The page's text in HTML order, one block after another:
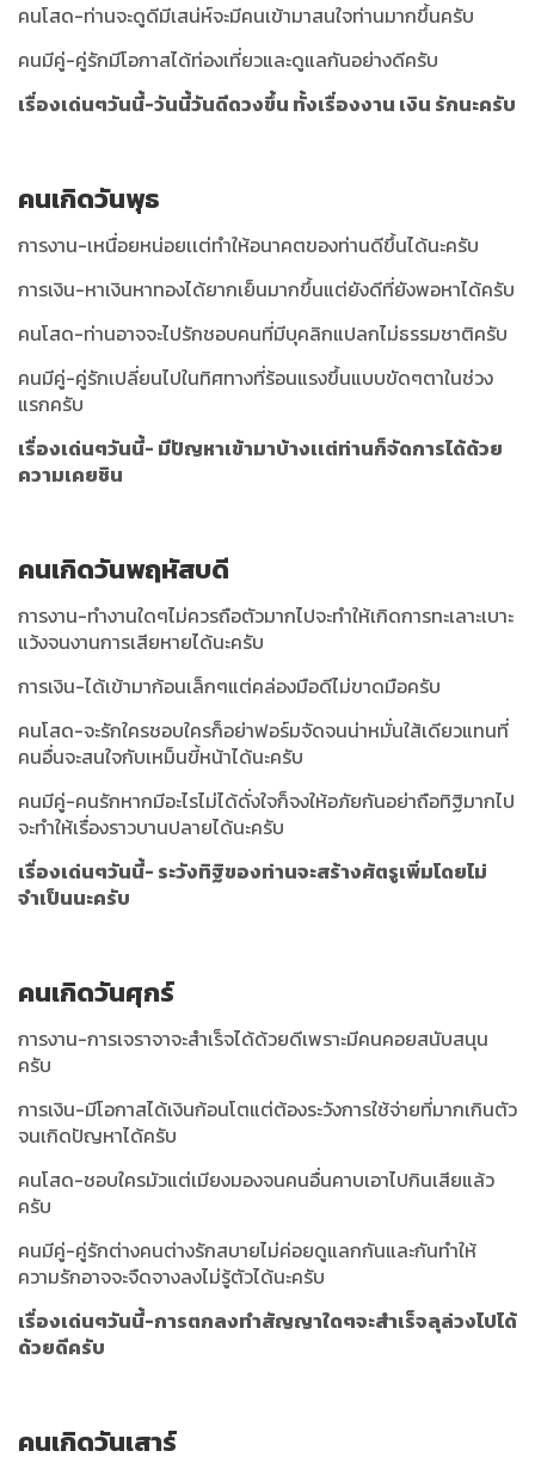
คนโสด-ท่านจะดูดีมีเสน่ห์จะมีคนเข้ามาสนใจท่านมากขึ้นครับ
คนมีคู่-คู่รักมีโอกาสได้ท่องเที่ยวและดูแลกันอย่างดีครับ
เรื่องเด่นๆวันนี้-วันนี้วันดีดวงขึ้น ทั้งเรื่องงาน เงิน รักนะครับ
คนเกิดวันพุธ
การงาน-เหนื่อยหน่อยเเต่ทำให้อนาคตของท่านดีขึ้นได้นะครับ
การเงิน-หาเงินหาทองได้ยากเย็นมากขึ้นแต่ยังดีที่ยังพอหาได้ครับ
คนโสด-ท่านอาจจะไปรักชอบคนที่มีบุคลิกแปลกไม่ธรรมชาติครับ
คนมีคู่-คู่รักเปลี่ยนไปในทิศทางที่ร้อนแรงขึ้นแบบขัดๆตาในช่วง
แรกครับ
เรื่องเด่นๆวันนี้- มีปัญหาเข้ามาบ้างเเต่ท่านก็จัดการได้ด้วย
ความเคยชิน
คนเกิดวันพฤหัสบดี
การงาน-ทำงานใดๆไม่ควรถือตัวมากไปจะทำให้เกิดการทะเลาะเบาะ
แว้งจนงานการเสียหายได้นะครับ
การเงิน-ได้เข้ามาก้อนเล็กๆแต่คล่องมือดีไม่ขาดมือครับ
คนโสด-จะรักใครชอบใครก็อย่าฟอร์มจัดจนน่าหมั่นใส้เดียวแทนที่
คนอื่นจะสนใจกับเหม็นขี้หน้าได้นะครับ
คนมีคู่-คนรักหากมีอะไรไม่ได้ดั่งใจก็จงให้อภัยกันอย่าถือทิฐิมากไป
จะทำให้เรื่องราวบานปลายได้นะครับ
เรื่องเด่นๆวันนี้- ระวังทิฐิของท่านจะสร้างศัตรูเพิ่มโดยไม่
จำเป็นนะครับ
คนเกิดวันศุกร์
การงาน-การเจราจาจะสำเร็จได้ด้วยดีเพราะมีคนคอยสนับสนุน
ครับ
การเงิน-มีโอกาสได้เงินก้อนโตแต่ต้องระวังการใช้จ่ายที่มากเกินตัว
จนเกิดปัญหาได้ครับ
คนโสด-ชอบใครมัวแต่เมียงมองจนคนอื่นคาบเอาไปกินเสียแล้ว
ครับ
คนมีคู่-คู่รักต่างคนต่างรักสบายไม่ค่อยดูแลกกันและกันทำให้
ความรักอาจจะจืดจางลงไม่รู้ตัวได้นะครับ
เรื่องเด่นๆวันนี้-การตกลงทำสัญญาใดๆจะสำเร็จลุล่วงไปได้
ด้วยดีครับ
คนเกิดวันเสาร์